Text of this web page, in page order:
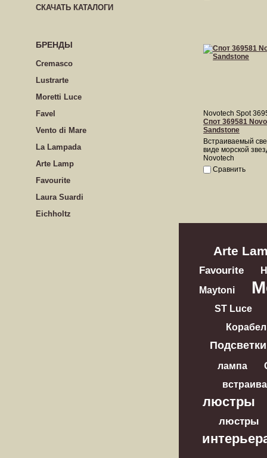
СКАЧАТЬ КАТАЛОГИ
БРЕНДЫ
Cremasco
Lustrarte
Moretti Luce
Favel
Vento di Mare
La Lampada
Arte Lamp
Favourite
Laura Suardi
Eichholtz
Novotech Spot
Спот 369581
Sandstone
Встраиваемый
виде морской
Novotech
Сравнить
Arte
Favourite
Maytoni
ST Luce
лампа
люстры
люстры